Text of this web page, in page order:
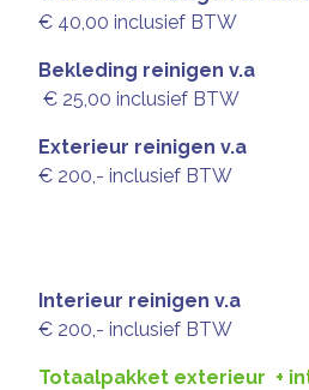
€ 40,00 inclusief BTW
Bekleding reinigen v.a
€ 25,00 inclusief BTW
Exterieur reinigen v.a
€ 200,- inclusief BTW
Interieur reinigen v.a
€ 200,- inclusief BTW
Totaalpakket exterieur +